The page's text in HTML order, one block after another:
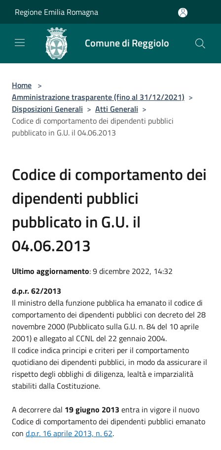
Regione Emilia Romagna
Comune di Reggiolo
Home >
Amministrazione trasparente (fino al 31/12/2021) >
Disposizioni Generali > Atti Generali >
Codice di comportamento dei dipendenti pubblici
pubblicato in G.U. il 04.06.2013
Codice di comportamento dei
dipendenti pubblici
pubblicato in G.U. il
04.06.2013
Ultimo aggiornamento: 9 dicembre 2022, 14:32
d.p.r. 62/2013
Il ministro della funzione pubblica ha emanato il codice di
comportamento dei dipendenti pubblici con decreto del 28
novembre 2000 (Pubblicato sulla G.U. n. 84 del 10 aprile
2001) e allegato al CCNL del 22 gennaio 2004.
Il codice indica principi e criteri per il comportamento
quotidiano dei dipendenti pubblici, in modo da assicurare il
rispetto degli obblighi di diligenza, lealtà e imparzialità
stabiliti dalla Costituzione.
A decorrere dal 19 giugno 2013 entra in vigore il nuovo
Codice di comportamento dei dipendenti pubblici emanato
con d.p.r. 16 aprile 2013, n. 62.